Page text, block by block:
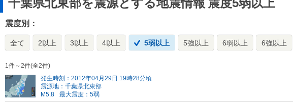
千葉県北東部を震源とする地震情報 震度5弱以上
震度別：
全て 2以上 3以上 4以上 5弱以上 5強以上 6弱以上 6強以上
1件～2件(全2件)
発生時刻：2012年04月29日 19時28分頃
震源地：千葉県北東部
M5.8
最大震度：5弱